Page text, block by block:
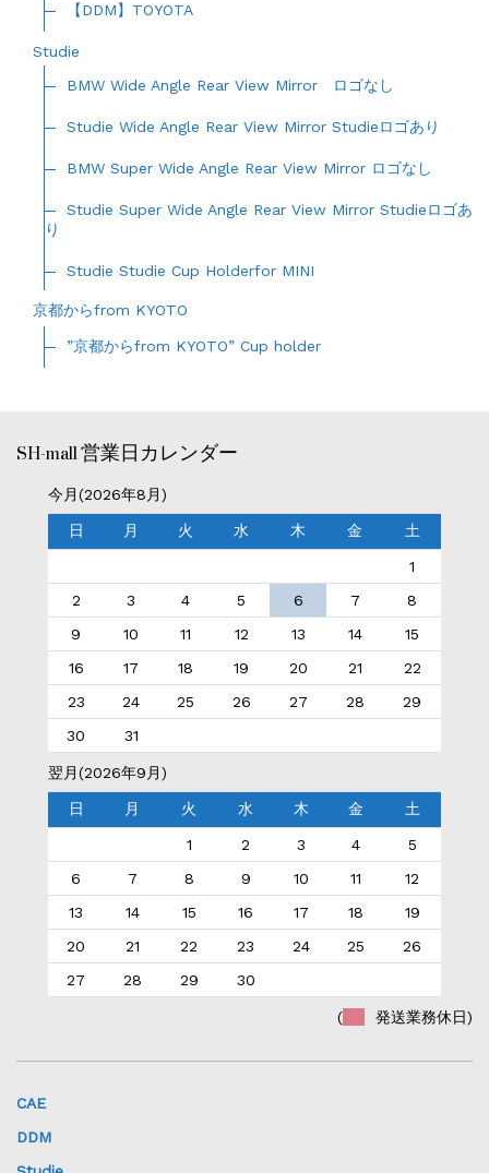
【DDM】TOYOTA
Studie
BMW Wide Angle Rear View Mirror ロゴなし
Studie Wide Angle Rear View Mirror Studieロゴあり
BMW Super Wide Angle Rear View Mirror ロゴなし
Studie Super Wide Angle Rear View Mirror Studieロゴあ
り
Studie Studie Cup Holderfor MINI
京都からfrom KYOTO
”京都からfrom KYOTO” Cup holder
SH-mall 営業日カレンダー
今月(2026年8月)
日 月 火 水 木 金 土
1
2
3 4 5 6 7
8
9
10 11 12 13 14
15
16
17 18 19 20 21
22
23
24 25 26 27 28
29
30
31
翌月(2026年9月)
日 月 火 水 木 金 土
1 2 3 4
5
6
7 8 9 10 11
12
13
14 15 16 17 18
19
20
21 22 23 24 25
26
27
28 29 30
( 発送業務休日)
CAE
DDM